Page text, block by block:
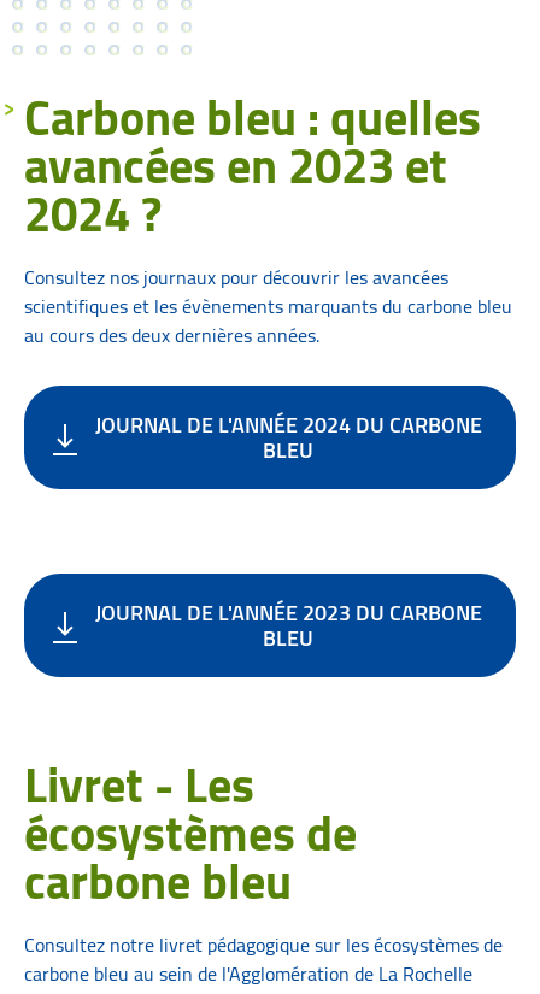
Carbone bleu : quelles
avancées en 2023 et
2024 ?
Consultez nos journaux pour découvrir les avancées
scientifiques et les évènements marquants du carbone bleu
au cours des deux dernières années.
JOURNAL DE L'ANNÉE 2024 DU CARBONE
BLEU
JOURNAL DE L'ANNÉE 2023 DU CARBONE
BLEU
Livret - Les
écosystèmes de
carbone bleu
Consultez notre livret pédagogique sur les écosystèmes de
carbone bleu au sein de l'Agglomération de La Rochelle